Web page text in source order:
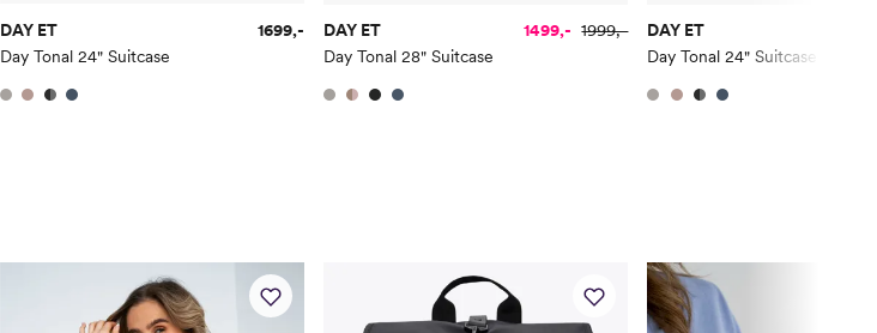
DAY ET
Day Tonal 24" Suitcase
1699,-
DAY ET
Day Tonal 28" Suitcase
1499,- 1999,-
DAY ET
Day Tonal 24" Suitcase